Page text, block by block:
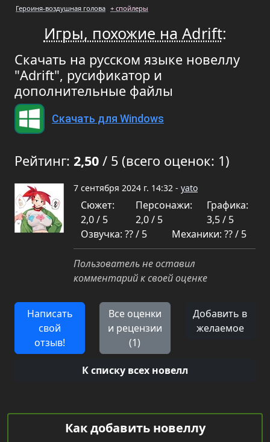
Героиня-воздушная голова + спойлеры
Игры, похожие на Adrift:
Скачать на русском языке новеллу
"Adrift", русификатор и
дополнительные файлы
Скачать для Windows
Рейтинг: 2,50 / 5 (всего оценок: 1)
7 сентября 2024 г. 14:32 - yato
Сюжет:
2,0 / 5
Персонажи:
2,0 / 5
Графика:
3,5 / 5
Озвучка: ?? / 5
Механики: ?? / 5
Пользователь не оставил
комментарий к своей оценке
Написать
свой
отзыв!
Все оценки
и рецензии
(1)
Добавить в
желаемое
К списку всех новелл
Как добавить новеллу